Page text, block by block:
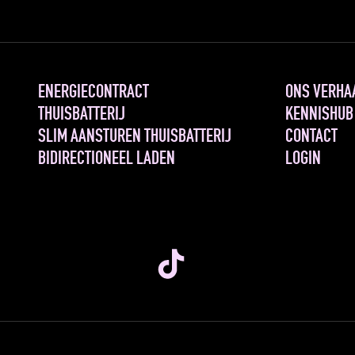
ENERGIECONTRACT
THUISBATTERIJ
SLIM AANSTUREN THUISBATTERIJ
BIDIRECTIONEEL LADEN
ONS
KENNISHUB
CONTACT
LOGIN